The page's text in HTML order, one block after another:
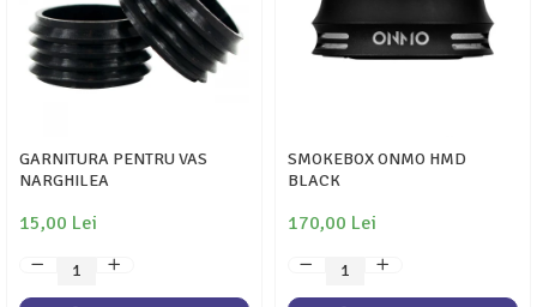
GARNITURA PENTRU VAS
NARGHILEA
15,00 Lei
SMOKEBOX ONMO HMD
BLACK
170,00 Lei